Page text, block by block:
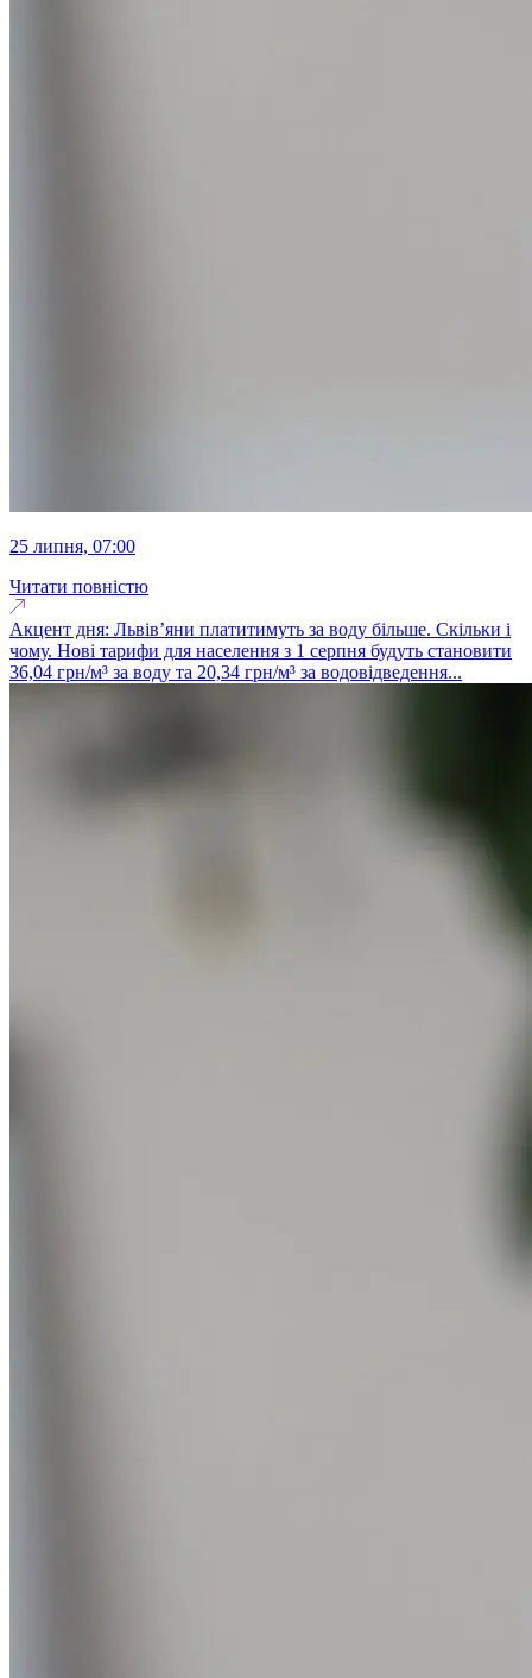
25 липня, 07:00
Читати повністю
Акцент дня: Львів’яни платитимуть за воду більше. Скільки і
чому. Нові тарифи для населення з 1 серпня будуть становити
36,04 грн/м³ за воду та 20,34 грн/м³ за водовідведення...